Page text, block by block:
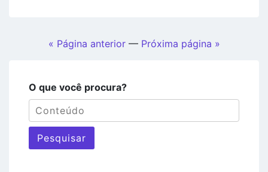
« Página anterior— Próxima página »
O que você procura?
Pesquisar